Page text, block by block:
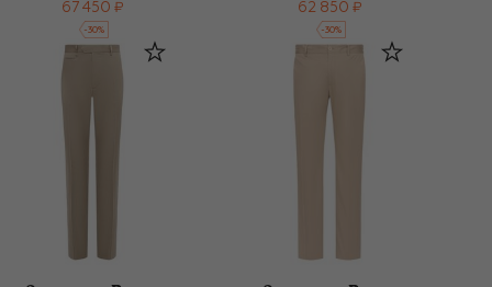
67 450 ₽
-30%
62 850 ₽
-30%